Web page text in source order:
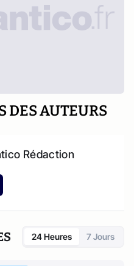
DES AUTEURS
Rédaction
24 Heures 7 Jours